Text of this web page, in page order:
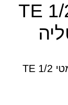
אוטומטי 1/2 TE
משחרר אוויר אוטומטי 1/2 TE